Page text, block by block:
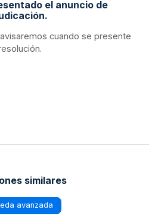
el anuncio de
cuando se presente
similares
avanzada